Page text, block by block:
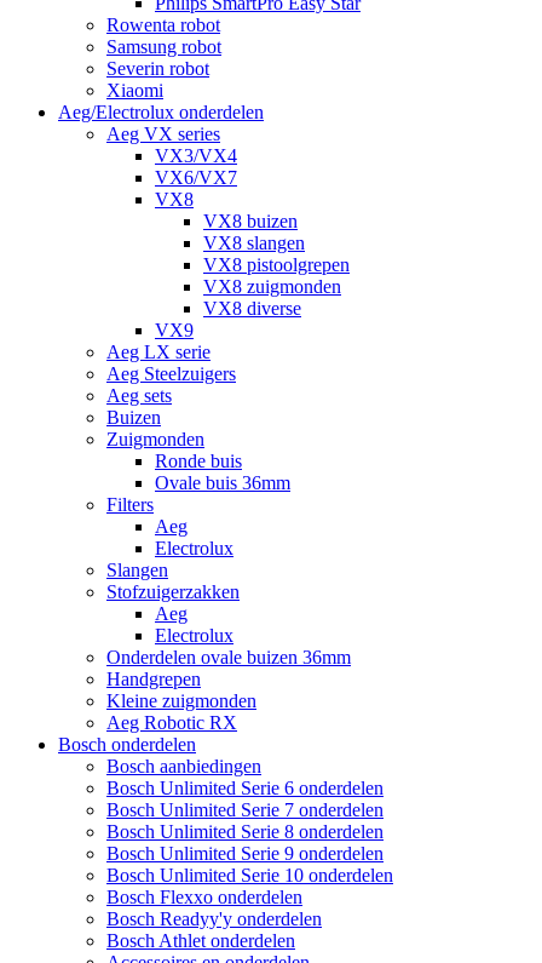
Rowenta robot
Samsung robot
Severin robot
Xiaomi
Aeg/Electrolux onderdelen
Aeg VX series
VX3/VX4
VX6/VX7
VX8
VX8 buizen
VX8 slangen
VX8 pistoolgrepen
VX8 zuigmonden
VX8 diverse
VX9
Aeg LX serie
Aeg Steelzuigers
Aeg sets
Buizen
Zuigmonden
Ronde buis
Ovale buis 36mm
Filters
Aeg
Electrolux
Slangen
Stofzuigerzakken
Aeg
Electrolux
Onderdelen ovale buizen 36mm
Handgrepen
Kleine zuigmonden
Aeg Robotic RX
Bosch onderdelen
Bosch aanbiedingen
Bosch Unlimited Serie 6 onderdelen
Bosch Unlimited Serie 7 onderdelen
Bosch Unlimited Serie 8 onderdelen
Bosch Unlimited Serie 9 onderdelen
Bosch Unlimited Serie 10 onderdelen
Bosch Flexxo onderdelen
Bosch Readyy'y onderdelen
Bosch Athlet onderdelen